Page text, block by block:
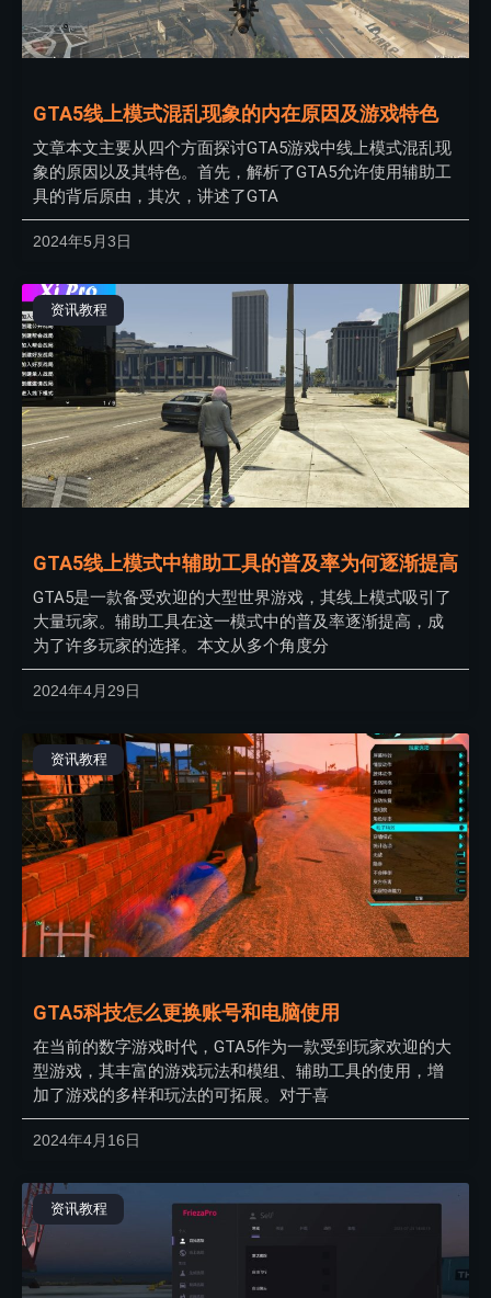
GTA5线上模式混乱现象的内在原因及游戏特色
文章本文主要从四个方面探讨GTA5游戏中线上模式混乱现
象的原因以及其特色。首先，解析了GTA5允许使用辅助工
具的背后原由，其次，讲述了GTA
2024年5月3日
资讯教程
GTA5线上模式中辅助工具的普及率为何逐渐提高
GTA5是一款备受欢迎的大型世界游戏，其线上模式吸引了
大量玩家。辅助工具在这一模式中的普及率逐渐提高，成
为了许多玩家的选择。本文从多个角度分
2024年4月29日
资讯教程
GTA5科技怎么更换账号和电脑使用
在当前的数字游戏时代，GTA5作为一款受到玩家欢迎的大
型游戏，其丰富的游戏玩法和模组、辅助工具的使用，增
加了游戏的多样和玩法的可拓展。对于喜
2024年4月16日
资讯教程